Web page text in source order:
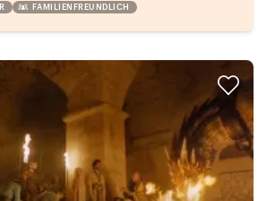
FAMILIENFREUNDLICH